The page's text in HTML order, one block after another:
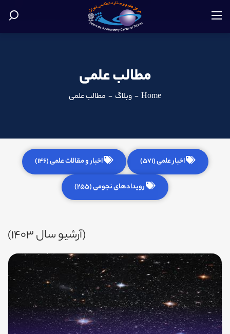
مطالب علمی
Home
- وبلاگ - مطالب علمی
اخبار علمی (571) اخبار و مقالات علمی (146)
رویدادهای نجومی (255)
(آرشیو سال 1403)